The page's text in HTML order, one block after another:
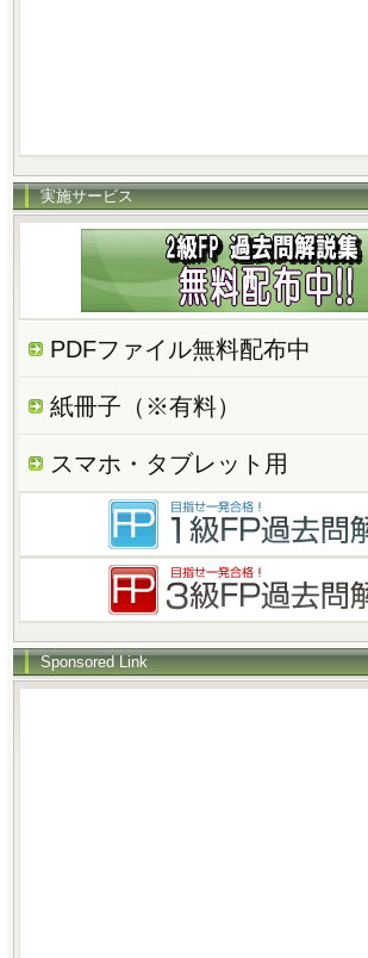
実施サービス
PDFファイル無料配布中
紙冊子（※有料）
スマホ・タブレット用
Sponsored Link